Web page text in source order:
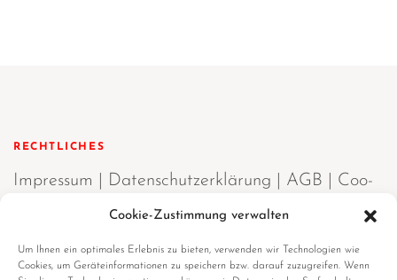
Cookie-Zustimmung verwalten
Um Ihnen ein optimales Erlebnis zu bieten, verwenden wir Technologien wie
Cookies, um Geräteinformationen zu speichern bzw. darauf zuzugreifen. Wenn
RECHTLICHES
Impres­sum Daten­schutz­er­klä­rung AGB
Coo­
kie-Richt­li­ni­en (EU)